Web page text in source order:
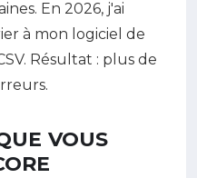
En 2026, j'ai
à mon logiciel de
Résultat : plus de
VOUS